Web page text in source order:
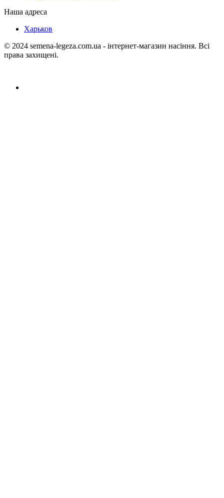
Наша адреса
Харьков
© 2024 semena-legeza.com.ua - інтернет-магазин насіння. Всі
права захищені.